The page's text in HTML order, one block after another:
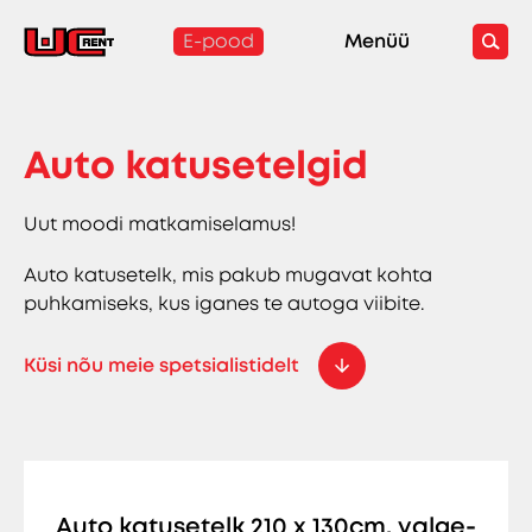
E-pood Menüü
Auto katusetelgid
Uut moodi matkamiselamus!
Auto katusetelk, mis pakub mugavat kohta
puhkamiseks, kus iganes te autoga viibite.
Küsi nõu meie spetsialistidelt
Auto katusetelk 210 x 130cm, valge-